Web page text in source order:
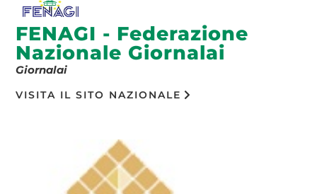
FENAGI - Federazione
Nazionale Giornalai
Giornalai
VISITA IL SITO NAZIONALE